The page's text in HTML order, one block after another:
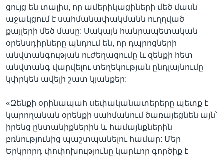
ցույց են տալիս, որ ամերիկացիների մեծ մասն
աջակցում է սահմանափակմանն ուղղված
քայլերի մեծ մասը: Սակայն հանրապետական
օրենսդիրները պնդում են, որ դպրոցների
անվտանգության ուժեղացումը և զենքի հետ
անվտանգ վարվելու տեղեկության ընդլայնումը
կփրկեն ավելի շատ կյանքեր:
«Զենքի օրինապահ սեփականատերերը պետք է
կարողանան օրենքի սահմանում ծառայեցնեն այն՝
իրենց ընտանիքներին և համայնքներին
բռնությունից պաշտպանելու համար: Մեր
Երկրորդ փոփոխությունը կարևոր գործիք է